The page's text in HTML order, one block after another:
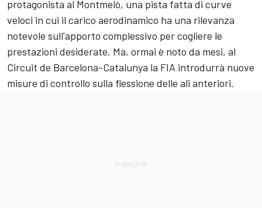
protagonista al Montmelò, una pista fatta di curve
veloci in cui il carico aerodinamico ha una rilevanza
notevole sull'apporto complessivo per cogliere le
prestazioni desiderate. Ma, ormai è noto da mesi, al
Circuit de Barcelona-Catalunya la FIA introdurrà nuove
misure di controllo sulla flessione delle ali anteriori.